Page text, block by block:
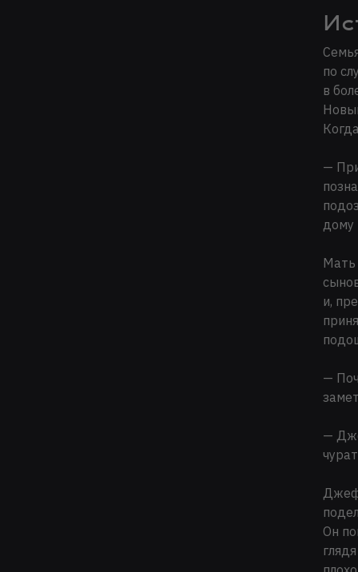
по
в
—
дому
Мать
и,
—
—
Он